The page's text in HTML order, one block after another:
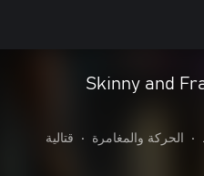
Skinny and
• الحركة والمغامرة • قتالية